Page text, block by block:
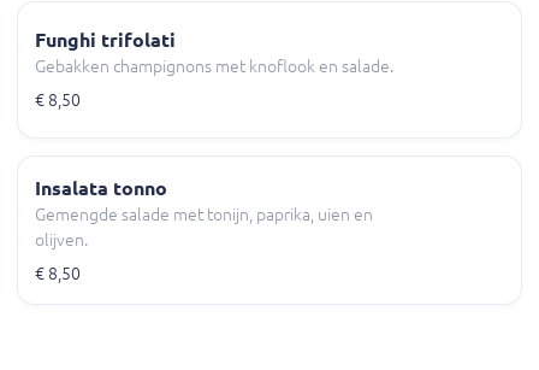
Funghi trifolati
Gebakken champignons met knoflook en salade.
€ 8,50
Insalata tonno
Gemengde salade met tonijn, paprika, uien en
olijven.
€ 8,50